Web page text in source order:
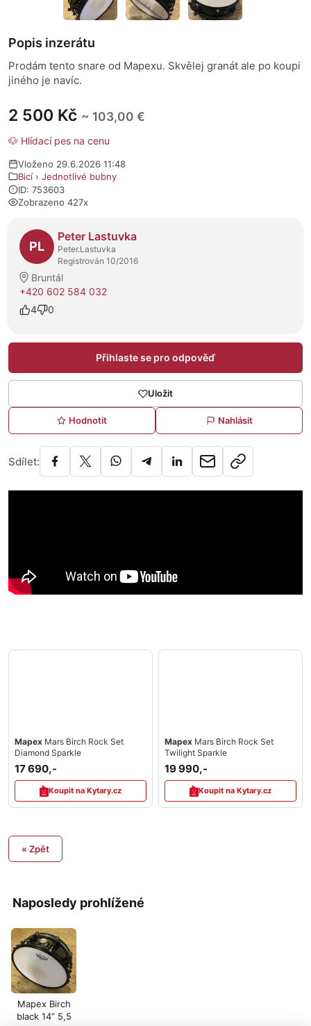
Naposledy prohlížené
Mapex Birch
black 14” 5,5
2 500 Kč ~ 103,00 €
🐶 Hlídací pes na cenu
Vloženo 29.6.2026 11:48
Bicí › Jednotlivé bubny
ID: 753603
Zobrazeno 427x
O prodejci
PL
Peter Lastuvka
Peter.Lastuvka
Registrován 10/2016
Bruntál
+420 602 584 032
4
0
Přihlaste se pro odpověď
Uložit
Hodnotit Nahlásit
Sdílet:
Popis inzerátu
Prodám tento snare od Mapexu. Skvělej granát ale po koupi
jiného je navíc.
Mapex Mars Birch Rock Set
Diamond Sparkle
17 690,-
Koupit na Kytary.cz
Mapex Mars Birch Rock Set
Twilight Sparkle
19 990,-
Koupit na Kytary.cz
« Zpět